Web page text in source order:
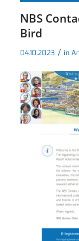
NBS
Bird
04.10.2023 / in